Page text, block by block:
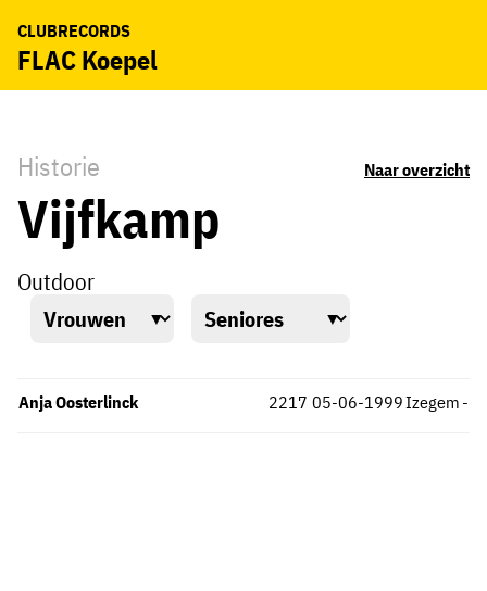
CLUBRECORDS
FLAC Koepel
Historie Naar overzicht
Vijfkamp
Outdoor
Anja Oosterlinck Izegem
2217 -
05-06-1999